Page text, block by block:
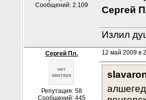
Сообщений: 2.109
Сергей
Излил
Сергей Пл.
Репутация: 58
Сообщений: 445
12 май 2009 в